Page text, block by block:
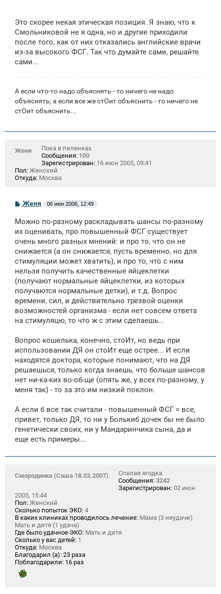
Это скорее некая этическая позиция. Я знаю, что к
Смольниковой не я одна, но и другие приходили
после того, как от них отказались английские врачи
из-за высокого ФСГ. Так что думайте сами, решайте
сами...
А если что-то надо объяснять - то ничего не надо
объяснять; а если все же стОит объяснить - то ничего не
стОит объяснить...
Женя
Пока в пеленках
Сообщения: 100
Зарегистрирован: 16 июн 2005, 09:41
Пол: Женский
Откуда: Москва
С
о
б
щ
н
и
Женя 06 июн 2006, 12:49
Можно по-разному раскладывать шансы по-разному
их оценивать, про повышенный ФСГ существует
очень много разных мнений: и про то, что он не
снижается (а он снижается, пусть временно, но для
стимуляции может хватить), и про то, что с ним
нельзя получить качественные яйцеклетки
(получают нормальные яйцеклетки, из которых
получаются нормальные детки), и т.д. Вопрос
времени, сил, и действительно трезвой оценки
возможностей организма - если нет совсем ответа
на стимуляцю, то что ж с этим сделаешь...
Вопрос кошелька, конечно, стоИт, но ведь при
использовании ДЯ он стоИт еще острее... И если
находятся доктора, которые понимают, что на ДЯ
решаешься, только когда знаешь, что больше шансов
нет ни-ка-ких во-об-ще (опять же, у всех по-разному, у
меня так) - то за это им низкий поклон.
А если б все так считали - повышенный ФСГ = все,
привет, только ДЯ, то ни у Болькиб дочек бы не было
генетически своих, ни у Мандаринчика сына, да и
еще есть примеры...
Смородинка (Саша 18.03.2007)
Спелая ягодка
Сообщения: 3242
Зарегистрирован: 02 июн
2005, 15:44
Пол: Женский
Сколько попыток ЭКО: 4
В каких клиниках проводилось лечение: Мама (3 неудачи)
Мать и дитя (1 удача)
Где было удачное ЭКО: Мать и дитя
Сколько у вас детей: 1
Откуда: Москва
Благодарил (а): 23 раза
Поблагодарили: 16 раз